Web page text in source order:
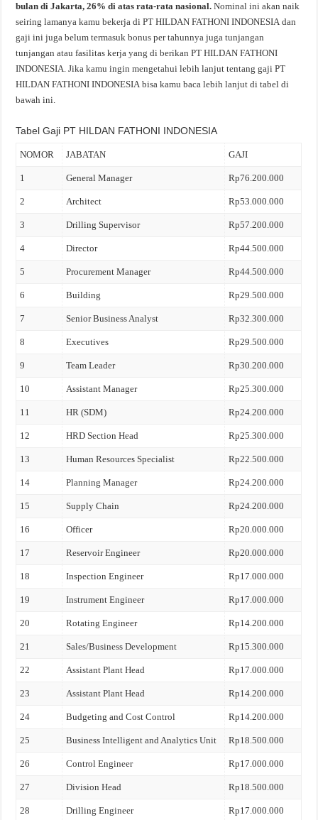
bulan di Jakarta, 26% di atas rata-rata nasional.Nominal ini akan naik
seiring lamanya kamu bekerja di PT HILDAN FATHONI INDONESIA dan
gaji ini juga belum termasuk bonus per tahunnya juga tunjangan
tunjangan atau fasilitas kerja yang di berikan PT HILDAN FATHONI
INDONESIA. Jika kamu ingin mengetahui lebih lanjut tentang gaji PT
HILDAN FATHONI INDONESIA bisa kamu baca lebih lanjut di tabel di
bawah ini.
Tabel Gaji PT HILDAN FATHONI INDONESIA
NOMOR JABATAN GAJI
1 General Manager Rp76.200.000
2 Architect Rp53.000.000
3 Drilling Supervisor Rp57.200.000
4 Director Rp44.500.000
5 Procurement Manager Rp44.500.000
6 Building Rp29.500.000
7 Senior Business Analyst Rp32.300.000
8 Executives Rp29.500.000
9 Team Leader Rp30.200.000
10 Assistant Manager Rp25.300.000
11 HR (SDM) Rp24.200.000
12 HRD Section Head Rp25.300.000
13 Human Resources Specialist Rp22.500.000
14 Planning Manager Rp24.200.000
15 Supply Chain Rp24.200.000
16 Officer Rp20.000.000
17 Reservoir Engineer Rp20.000.000
18 Inspection Engineer Rp17.000.000
19 Instrument Engineer Rp17.000.000
20 Rotating Engineer Rp14.200.000
21 Sales/Business Development Rp15.300.000
22 Assistant Plant Head Rp17.000.000
23 Assistant Plant Head Rp14.200.000
24 Budgeting and Cost Control Rp14.200.000
25 Business Intelligent and Analytics Unit Rp18.500.000
26 Control Engineer Rp17.000.000
27 Division Head Rp18.500.000
28 Drilling Engineer Rp17.000.000